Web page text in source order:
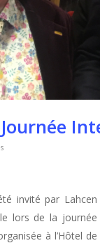
invité par Lah­cen
lors de la journée
à l’Hôtel de